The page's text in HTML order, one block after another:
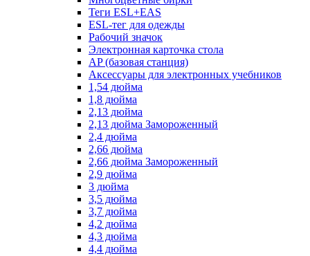
Теги ESL+EAS
ESL-тег для одежды
Рабочий значок
Электронная карточка стола
AP (базовая станция)
Аксессуары для электронных учебников
1,54 дюйма
1,8 дюйма
2,13 дюйма
2,13 дюйма Замороженный
2,4 дюйма
2,66 дюйма
2,66 дюйма Замороженный
2,9 дюйма
3 дюйма
3,5 дюйма
3,7 дюйма
4,2 дюйма
4,3 дюйма
4,4 дюйма